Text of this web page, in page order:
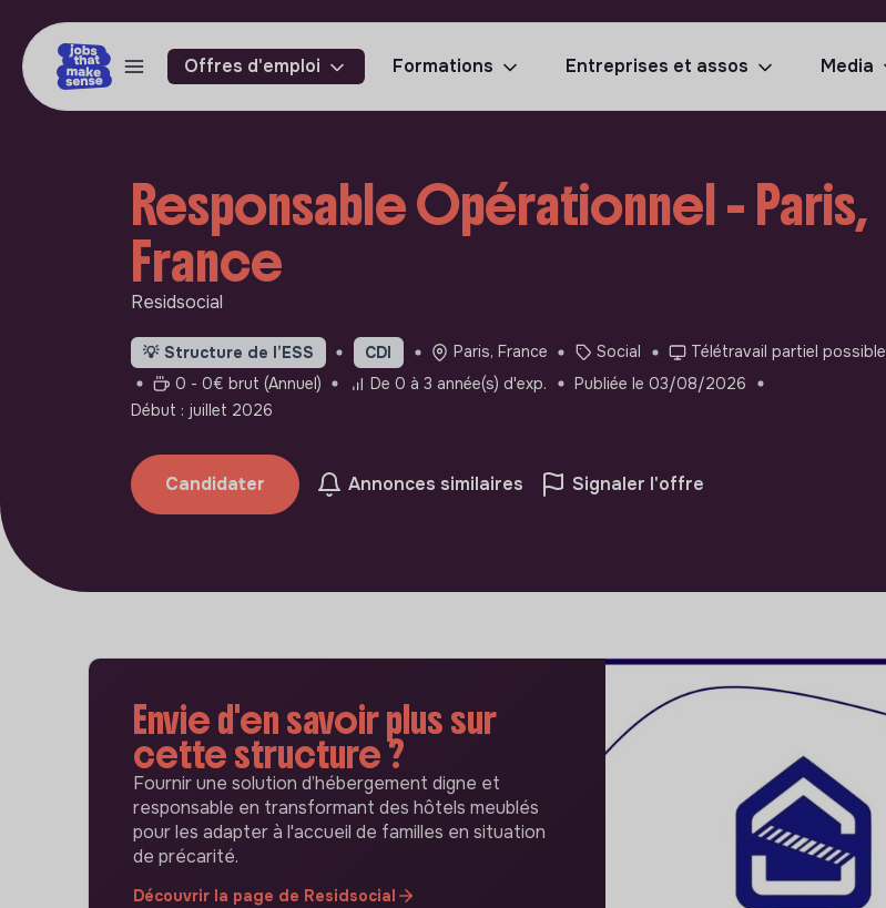
Offres d'emploi Formations Entreprises et assos Media
Responsable Opérationnel - Paris,
France
Residsocial
💡 Structure de l’ESS CDI Paris, France Social
Télétravail partiel possible
0 - 0€ brut (Annuel)
De 0 à 3 année(s) d'exp.
Publiée le 03/08/2026
Début : juillet 2026
Candidater Annonces similaires Signaler l'offre
Envie d'en savoir plus sur
cette structure ?
Fournir une solution d’hébergement digne et
responsable en transformant des hôtels meublés
pour les adapter à l'accueil de familles en situation
de précarité.
Découvrir la page de Residsocial